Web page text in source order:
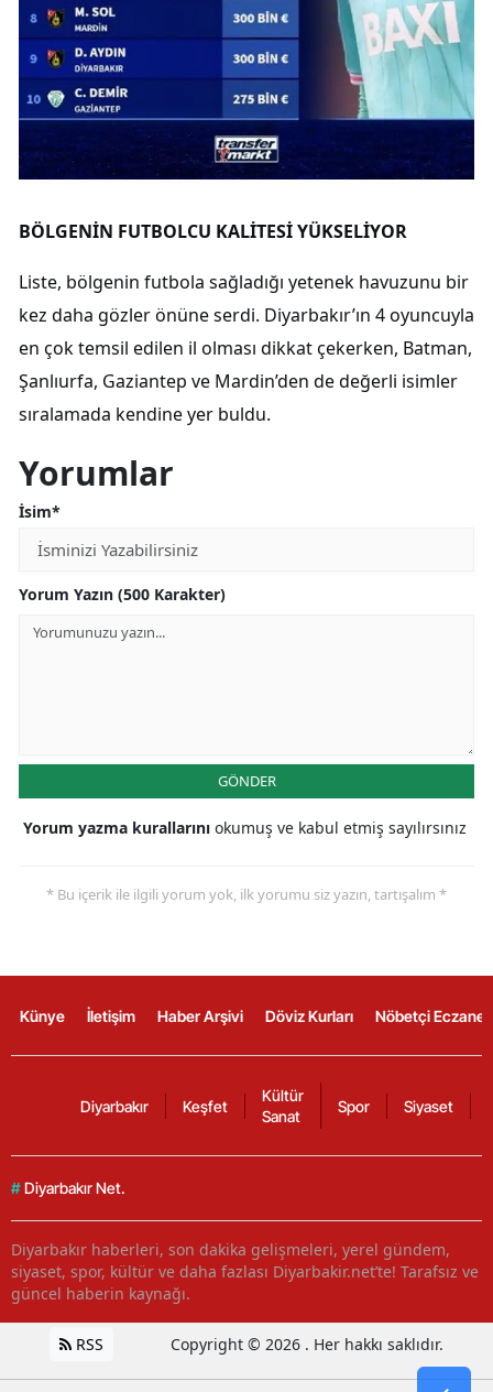
BÖLGENİN FUTBOLCU KALİTESİ YÜKSELİYOR
Liste, bölgenin futbola sağladığı yetenek havuzunu bir
kez daha gözler önüne serdi. Diyarbakır’ın 4 oyuncuyla
en çok temsil edilen il olması dikkat çekerken, Batman,
Şanlıurfa, Gaziantep ve Mardin’den de değerli isimler
sıralamada kendine yer buldu.
Yorumlar
İsim*
Yorum Yazın (500 Karakter)
GÖNDER
Yorum yazma kurallarını okumuş ve kabul etmiş sayılırsınız
* Bu içerik ile ilgili yorum yok, ilk yorumu siz yazın, tartışalım *
Künye İletişim Haber Arşivi Döviz Kurları Nöbetçi
Diyarbakır Keşfet
Kültür
Sanat
Spor Siyaset
# Diyarbakır Net.
Diyarbakır haberleri, son dakika gelişmeleri, yerel gündem,
siyaset, spor, kültür ve daha fazlası Diyarbakir.net’te! Tarafsız ve
güncel haberin kaynağı.
RSS Copyright © 2026 . Her hakkı saklıdır.